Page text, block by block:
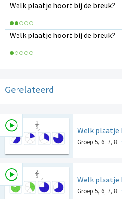
Welk plaatje hoort bij de breuk?
Welk plaatje hoort bij de breuk?
Gerelateerd
Welk plaatje
Groep 5, 6, 7, 8
Welk plaatje
Groep 5, 6, 7, 8